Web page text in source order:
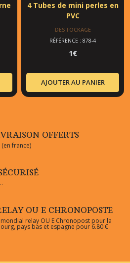
4 Tubes de mini perles en
PVC
DESTOCKAGE
RÉFÉRENCE : 878-4
1€
AJOUTER AU PANIER
OFFERTS
france)
OU E CHRONOPOSTE
relay OU E Chronopost pour la
pays bas et espagne pour 6.80 €